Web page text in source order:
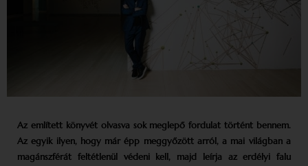
Az említett könyvét olvasva sok meglepő fordulat történt bennem.
Az egyik ilyen, hogy már épp meggyőzött arról, a mai világban a
magánszférát feltétlenül védeni kell, majd leírja az erdélyi falu